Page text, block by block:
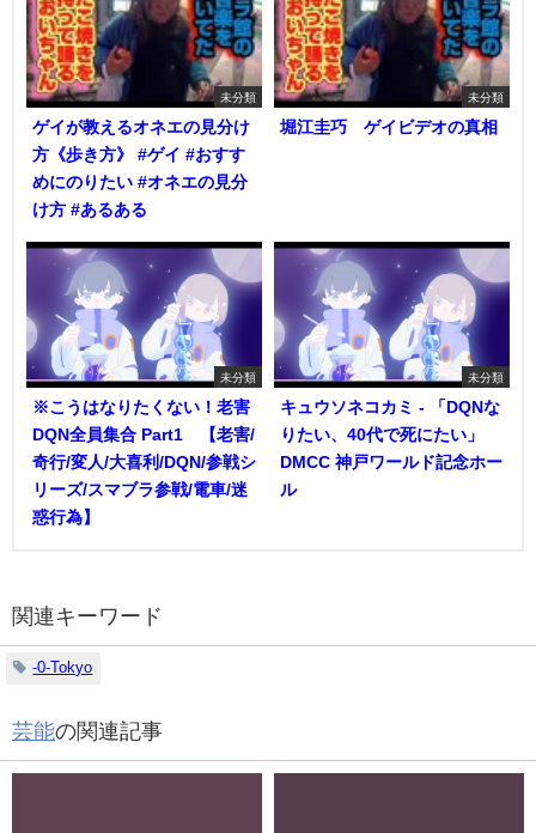
未分類
ゲイが教えるオネエの見分け
方《歩き方》 #ゲイ #おすす
めにのりたい #オネエの見分
け方 #あるある
未分類
堀江圭巧 ゲイビデオの真相
未分類
※こうはなりたくない！老害
DQN全員集合 Part1 【老害/
奇行/変人/大喜利/DQN/参戦シ
リーズ/スマブラ参戦/電車/迷
惑行為】
未分類
キュウソネコカミ - 「DQNな
りたい、40代で死にたい」
DMCC 神戸ワールド記念ホー
ル
関連キーワード
-0-Tokyo
芸能の関連記事